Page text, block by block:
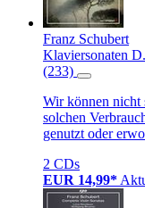
Franz Schubert
Klaviersonaten
(233)
Wir können nicht
solchen
genutzt oder
2 CDs
EUR 14,99*